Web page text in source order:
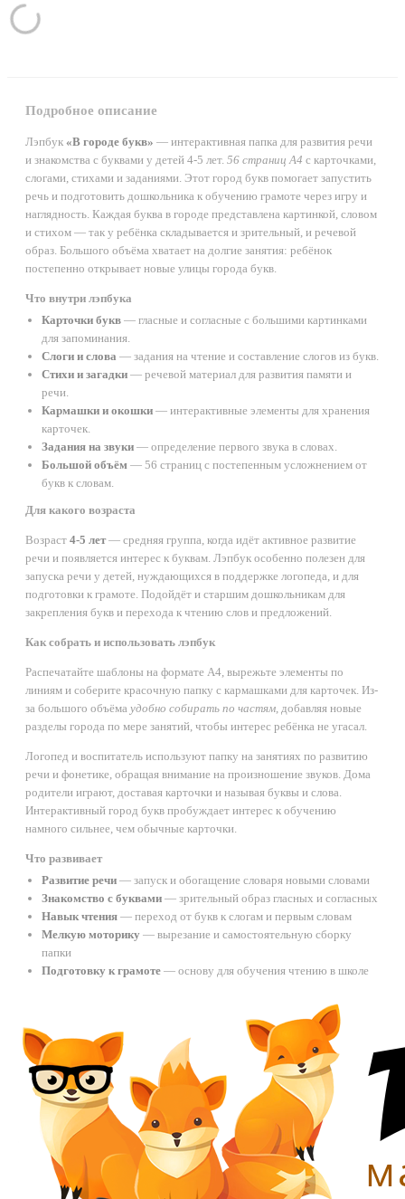
Подробное описание
Лэпбук «В городе букв» — интерактивная папка для развития речи
и знакомства с буквами у детей 4-5 лет. 56 страниц А4 с карточками,
слогами, стихами и заданиями. Этот город букв помогает запустить
речь и подготовить дошкольника к обучению грамоте через игру и
наглядность. Каждая буква в городе представлена картинкой, словом
и стихом — так у ребёнка складывается и зрительный, и речевой
образ. Большого объёма хватает на долгие занятия: ребёнок
постепенно открывает новые улицы города букв.
Что внутри лэпбука
Карточки букв — гласные и согласные с большими картинками
для запоминания.
Слоги и слова — задания на чтение и составление слогов из букв.
Стихи и загадки — речевой материал для развития памяти и
речи.
Кармашки и окошки — интерактивные элементы для хранения
карточек.
Задания на звуки — определение первого звука в словах.
Большой объём — 56 страниц с постепенным усложнением от
букв к словам.
Для какого возраста
Возраст 4-5 лет— средняя группа, когда идёт активное развитие
речи и появляется интерес к буквам. Лэпбук особенно полезен для
запуска речи у детей, нуждающихся в поддержке логопеда, и для
подготовки к грамоте. Подойдёт и старшим дошкольникам для
закрепления букв и перехода к чтению слов и предложений.
Как собрать и использовать лэпбук
Распечатайте шаблоны на формате А4, вырежьте элементы по
линиям и соберите красочную папку с кармашками для карточек. Из-
за большого объёма удобно собирать по частям , добавляя новые
разделы города по мере занятий, чтобы интерес ребёнка не угасал.
Логопед и воспитатель используют папку на занятиях по развитию
речи и фонетике, обращая внимание на произношение звуков. Дома
родители играют, доставая карточки и называя буквы и слова.
Интерактивный город букв пробуждает интерес к обучению
намного сильнее, чем обычные карточки.
Что развивает
Развитие речи — запуск и обогащение словаря новыми словами
Знакомство с буквами — зрительный образ гласных и согласных
Навык чтения — переход от букв к слогам и первым словам
Мелкую моторику — вырезание и самостоятельную сборку
папки
Подготовку к грамоте — основу для обучения чтению в школе